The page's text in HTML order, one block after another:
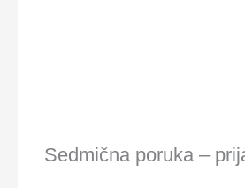
Sedmična poruka –